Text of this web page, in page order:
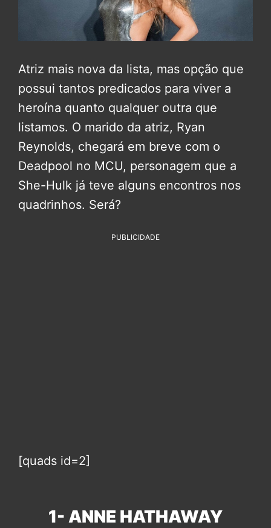
Atriz mais nova da lista, mas opção que
possui tantos predicados para viver a
heroína quanto qualquer outra que
listamos. O marido da atriz, Ryan
Reynolds, chegará em breve com o
Deadpool no MCU, personagem que a
She-Hulk já teve alguns encontros nos
quadrinhos. Será?
PUBLICIDADE
[quads id=2]
1- ANNE HATHAWAY